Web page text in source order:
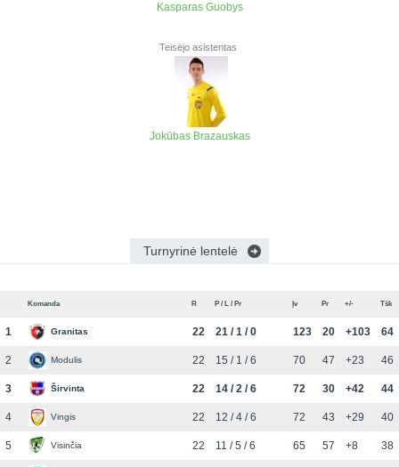
Kasparas Guobys
Teisėjo asistentas
Jokūbas Brazauskas
Turnyrinė lentelė
Komanda R P / L / Pr Įv Pr +/- Tšk
1 Granitas 22 21 / 1 / 0 123 20 +103 64
2 Modulis 22 15 / 1 / 6 70 47 +23 46
3 Širvinta 22 14 / 2 / 6 72 30 +42 44
4 Vingis 22 12 / 4 / 6 72 43 +29 40
5 Visinčia 22 11 / 5 / 6 65 57 +8 38